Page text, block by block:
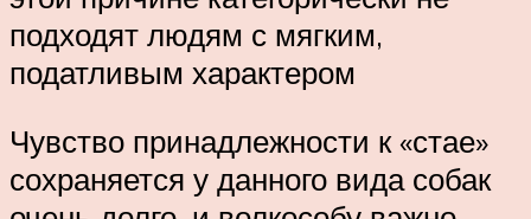
подходят людям с мягким,
податливым характером
Чувство принадлежности к «стае»
сохраняется у данного вида собак